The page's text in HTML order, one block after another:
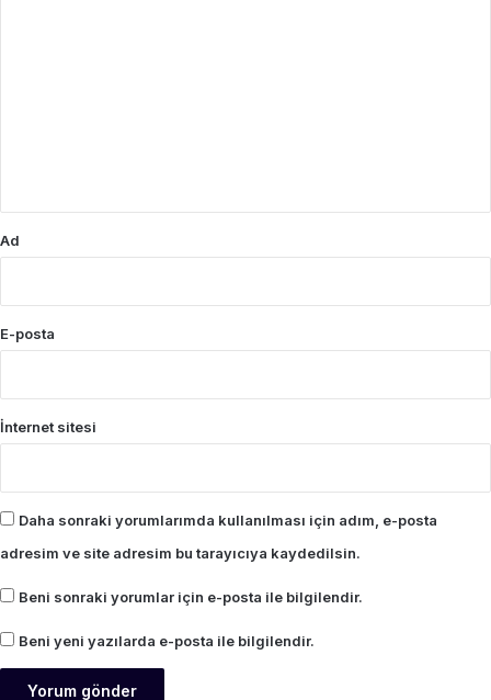
Ad
E-posta
İnternet sitesi
Daha sonraki yorumlarımda kullanılması için adım, e-posta
adresim ve site adresim bu tarayıcıya kaydedilsin.
Beni sonraki yorumlar için e-posta ile bilgilendir.
Beni yeni yazılarda e-posta ile bilgilendir.